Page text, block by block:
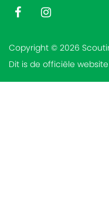
Copyright © 2026
Dit is de officiële